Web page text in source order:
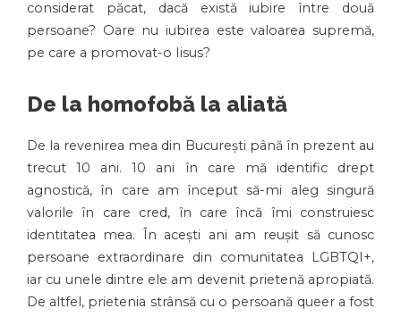
considerat păcat, dacă există iubire între două
persoane? Oare nu iubirea este valoarea supremă,
pe care a promovat-o Iisus?
De la homofobă la aliată
De la revenirea mea din București până în prezent au
trecut 10 ani. 10 ani în care mă identific drept
agnostică, în care am început să-mi aleg singură
valorile în care cred, în care încă îmi construiesc
identitatea mea. În acești ani am reușit să cunosc
persoane extraordinare din comunitatea LGBTQI+,
iar cu unele dintre ele am devenit prietenă apropiată.
De altfel, prietenia strânsă cu o persoană queer a fost